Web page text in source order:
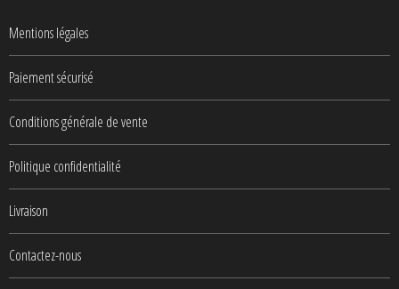
Mentions légales
Paiement sécurisé
Conditions générale de vente
Politique confidentialité
Livraison
Contactez-nous